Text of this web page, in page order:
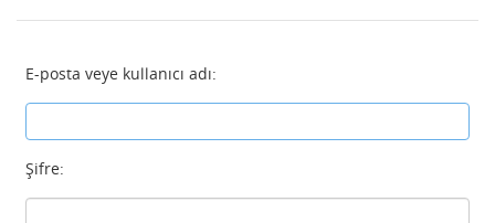
E-posta veye kullanıcı adı:
Şifre: